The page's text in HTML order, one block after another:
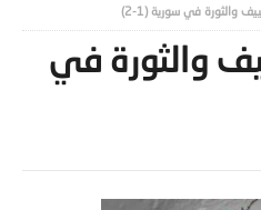
والثورة في